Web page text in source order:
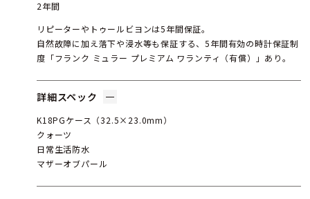
2年間
リピーターやトゥールビヨンは5年間保証。
自然故障に加え落下や浸水等も保証する、5年間有効の時計保証制
度「フランク ミュラー プレミアム ワランティ（有償）」あり。
詳細スペック
K18PGケース（32.5×23.0mm）
クォーツ
日常生活防水
マザーオブパール